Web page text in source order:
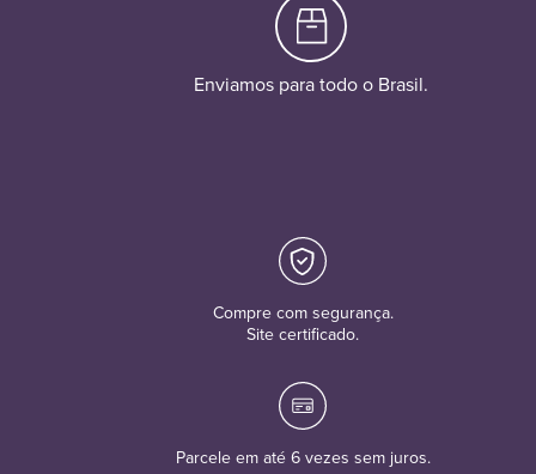
Enviamos para todo o Brasil.
Compre com segurança.
Site certificado.
Parcele em até 6 vezes sem juros.